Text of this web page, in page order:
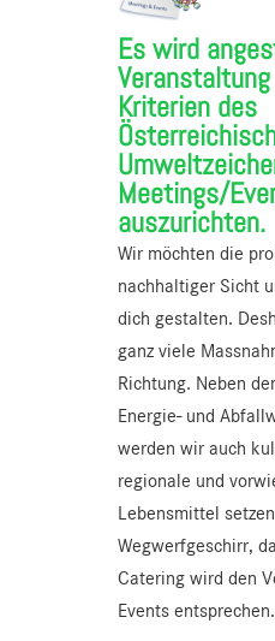
Es wird
Kriterien des
Meetings/
auszurichten.
Wir möchten die
nachhaltiger Sicht
dich gestalten.
ganz viele
Richtung. Neben
Energie- und
werden wir auch
regionale und
Lebensmittel
Wegwerfgeschirr,
Catering wird den
Events entsprechen.